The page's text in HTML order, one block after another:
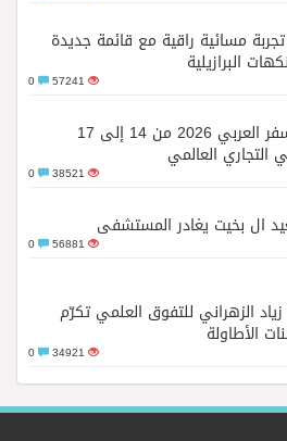
مسائية راقية مع قائمة جديدة
البرازيلية
57241
معرض سوق السفر العربي 2026 من 14 إلى 17
التجاري العالمي
38521
ال بخيت يغادر المستشفى
56881
الزهراني للتفوق العلمي تكرّم
الأطاولة
34921